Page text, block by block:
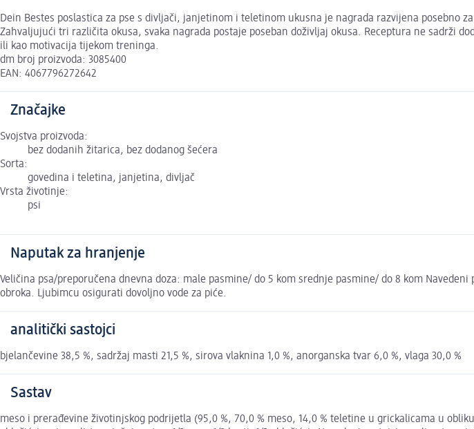
Dein Bestes poslastica za pse s divljači, janjetinom i teletinom ukusna je nagrada razvijena posebno
Zahvaljujući tri različita okusa, svaka nagrada postaje poseban doživljaj okusa. Receptura ne sadrži
ili kao motivacija tijekom treninga.
dm broj proizvoda: 3085400
EAN: 4067796272642
Značajke
Svojstva proizvoda:
bez dodanih žitarica, bez dodanog šećera
Sorta:
govedina i teletina, janjetina, divljač
Vrsta životinje:
psi
Naputak za hranjenje
Veličina psa/preporučena dnevna doza: male pasmine/ do 5 kom srednje pasmine/ do 8 kom
obroka. Ljubimcu osigurati dovoljno vode za piće.
analitički sastojci
bjelančevine 38,5 %, sadržaj masti 21,5 %, sirova vlaknina 1,0 %, anorganska tvar 6,0 %, vlaga 30,0 %
Sastav
meso i prerađevine životinjskog podrijetla (95,0 %, 70,0 % meso, 14,0 % teletine u grickalicama u